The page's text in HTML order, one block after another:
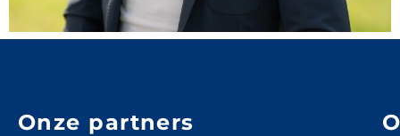
Onze partners